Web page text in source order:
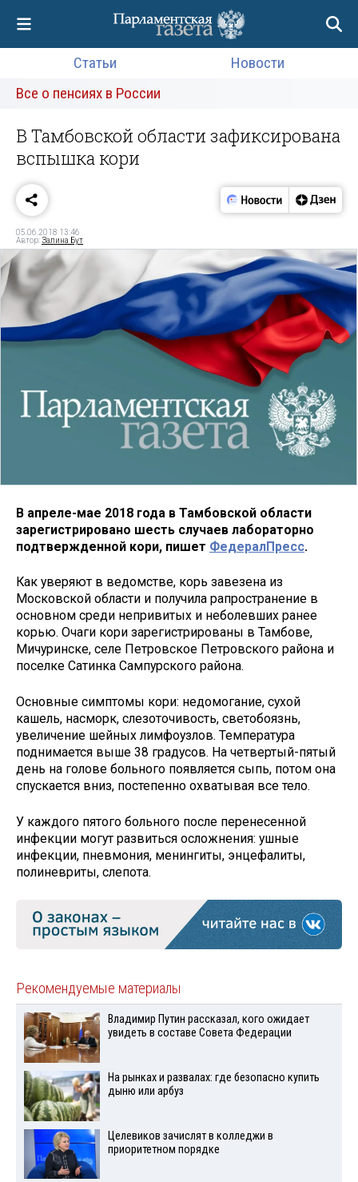
Статьи
Новости
Все о пенсиях в России
В Тамбовской области зафиксирована
вспышка кори
05.06.2018 13:46
Автор:Залина Бут
В апреле-мае 2018 года в Тамбовской области
зарегистрировано шесть случаев лабораторно
подтвержденной кори, пишет ФедералПресс.
Как уверяют в ведомстве, корь завезена из
Московской области и получила рапространение в
основном среди непривитых и неболевших ранее
корью. Очаги кори зарегистрированы в Тамбове,
Мичуринске, селе Петровское Петровского района и
поселке Сатинка Сампурского района.
Основные симптомы кори: недомогание, сухой
кашель, насморк, слезоточивость, светобоязнь,
увеличение шейных лимфоузлов. Температура
поднимается выше 38 градусов. На четвертый-пятый
день на голове больного появляется сыпь, потом она
спускается вниз, постепенно охватывая все тело.
У каждого пятого больного после перенесенной
инфекции могут развиться осложнения: ушные
инфекции, пневмония, менингиты, энцефалиты,
полиневриты, слепота.
Рекомендуемые материалы
Владимир Путин рассказал, кого ожидает
увидеть в составе Совета Федерации
На рынках и развалах: где безопасно купить
дыню или арбуз
Целевиков зачислят в колледжи в
приоритетном порядке